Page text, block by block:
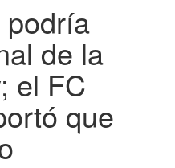
podría
de la
el FC
que